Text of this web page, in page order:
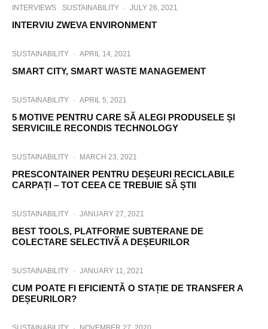
INTERVIEWS SUSTAINABILITY · JULY 26, 2021
INTERVIU ZWEVA ENVIRONMENT
SUSTAINABILITY · APRIL 14, 2021
SMART CITY, SMART WASTE MANAGEMENT
SUSTAINABILITY · APRIL 5, 2021
5 MOTIVE PENTRU CARE SĂ ALEGI PRODUSELE ȘI
SERVICIILE RECONDIS TECHNOLOGY
SUSTAINABILITY · MARCH 23, 2021
PRESCONTAINER PENTRU DEȘEURI RECICLABILE
CARPAȚI – TOT CEEA CE TREBUIE SĂ ȘTII
SUSTAINABILITY · JANUARY 27, 2021
BEST TOOLS, PLATFORME SUBTERANE DE
COLECTARE SELECTIVÃ A DEȘEURILOR
SUSTAINABILITY · JANUARY 11, 2021
CUM POATE FI EFICIENTĂ O STAȚIE DE TRANSFER A
DEȘEURILOR?